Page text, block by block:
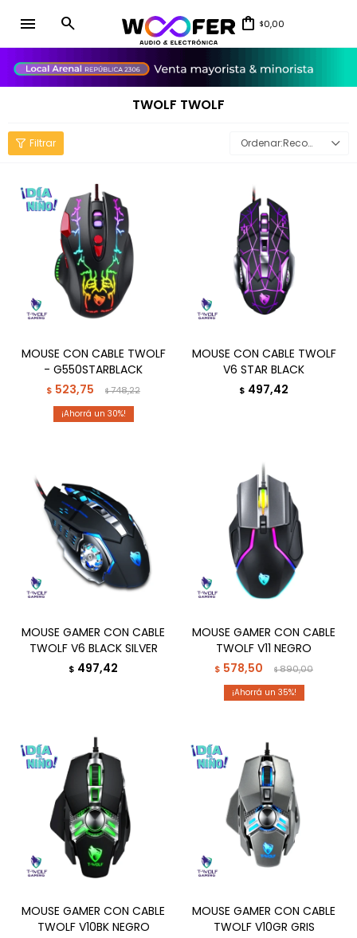
menu $0,00
TWOLF TWOLF
Recomendados
MOUSE CON CABLE TWOLF
- G550STARBLACK
$ 523,75 $748,22
30
MOUSE CON CABLE TWOLF
V6 STAR BLACK
$ 497,42
MOUSE GAMER CON CABLE
TWOLF V6 BLACK SILVER
$ 497,42
MOUSE GAMER CON CABLE
TWOLF V11 NEGRO
$ 578,50 $890,00
35
MOUSE GAMER CON CABLE
TWOLF V10BK NEGRO
MOUSE GAMER CON CABLE
TWOLF V10GR GRIS
close